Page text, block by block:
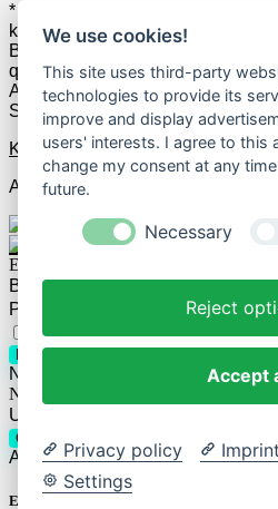
* Wenn Du zum Anbieter klickst
kaufst, erhalten wir u.U. dafür
Beispielsweise verdienen wir als
qualifizierten Verkäufen. Das hat
Auswirkungen auf die Auswahl
Schnäppchen.
Kontakt
Alle Rechte vorbehalten.
We use cookies!
This site uses third-party
technologies to provide its
improve and display
users' interests. I agree to this
change my consent at any
future.
Necessary
Reject
Accept
Privacy policy
Imprint
Settings
Einloggen
Benutzername
Passwort
Eingeloggt bleiben
Login
Noch kein Account?
Registrieren
Neues Passwort anfordern
Username or E-mail
Get new password
Already have an account?Login
Einkaufswagen